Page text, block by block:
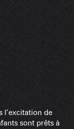
l’excitation de
sont prêts à